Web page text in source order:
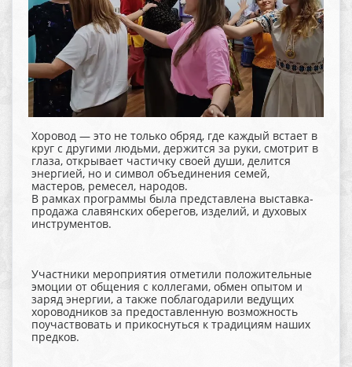
Хоровод — это не только обряд, где каждый встает в
круг с другими людьми, держится за руки, смотрит в
глаза, открывает частичку своей души, делится
энергией, но и символ объединения семей,
мастеров, ремесел, народов.
В рамках программы была представлена выставка-
продажа славянских оберегов, изделий, и духовых
инструментов.
Участники мероприятия отметили положительные
эмоции от общения с коллегами, обмен опытом и
заряд энергии, а также поблагодарили ведущих
хороводников за предоставленную возможность
поучаствовать и прикоснуться к традициям наших
предков.